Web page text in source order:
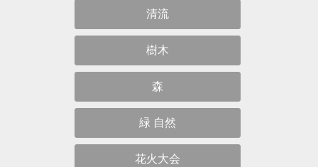
清流
樹木
森
緑 自然
花火大会